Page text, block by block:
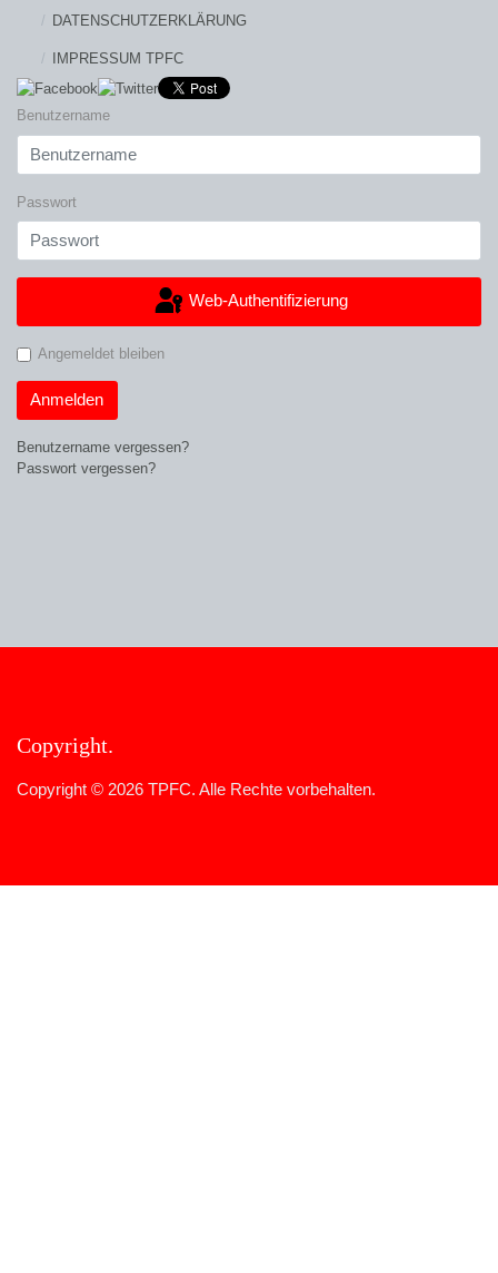
DATENSCHUTZERKLÄRUNG
IMPRESSUM TPFC
Benutzername
Passwort
Web-Authentifizierung
Angemeldet bleiben
Anmelden
Benutzername vergessen?
Passwort vergessen?
Copyright
Copyright © 2026 TPFC. Alle Rechte vorbehalten.